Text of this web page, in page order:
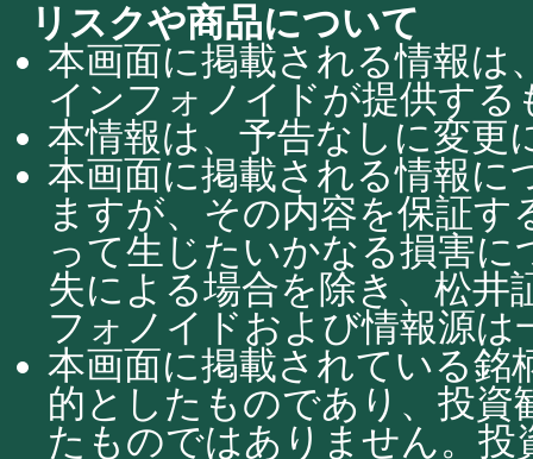
リスクや商品について
本画面に掲載される情報は
インフォノイドが提供する
本情報は、予告なしに変更
本画面に掲載される情報に
ますが、その内容を保証
って生じたいかなる損害
失による場合を除き、松井
フォノイドおよび情報源は
本画面に掲載されている銘
的としたものであり、投資
たものではありません。